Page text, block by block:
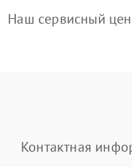
Наш сервисный
Контактная